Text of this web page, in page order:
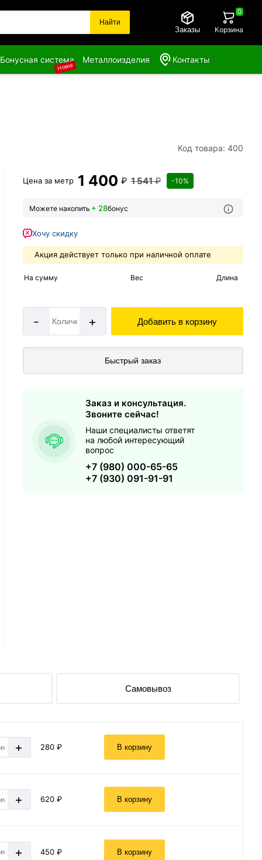
Найти
Заказы Корзина
0
Бонусная система
Новое
Металлоизделия Контакты
Код товара: 400
Цена за метр 1 400 ₽ 1 541₽ -10%
Можете накопить + 28бонус
Хочу скидку
Акция действует только при наличной оплате
На сумму Вес Длина
- + Добавить в корзину
Быстрый заказ
Заказ и консультация.
Звоните сейчас!
Наши специалисты ответят
на любой интересующий
вопрос
+7 (980) 000-65-65
+7 (930) 091-91-91
Самовывоз
+ 280 ₽ В корзину
+ 620 ₽ В корзину
+ 450 ₽ В корзину